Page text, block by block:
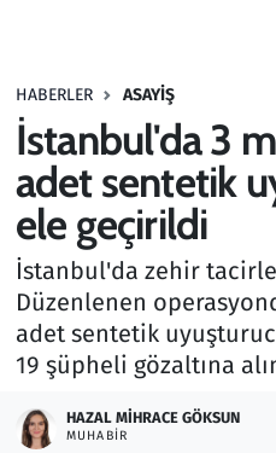
HABERLER ASAYIŞ
İstanbul'da 3
adet sentetik
ele geçirildi
İstanbul'da zehir
Düzenlenen
adet sentetik
19 şüpheli gözaltına
HAZAL MIHRACE GÖKSUN
MUHABIR
Haber
Kültür Sanat
Kurumsal Haberler
Lezzet Durağı
Memur ve Kamu
Otomobil